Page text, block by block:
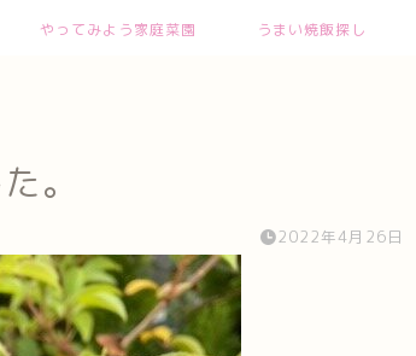
やってみよう家庭菜園 うまい焼飯探し
。
2022年4月26日